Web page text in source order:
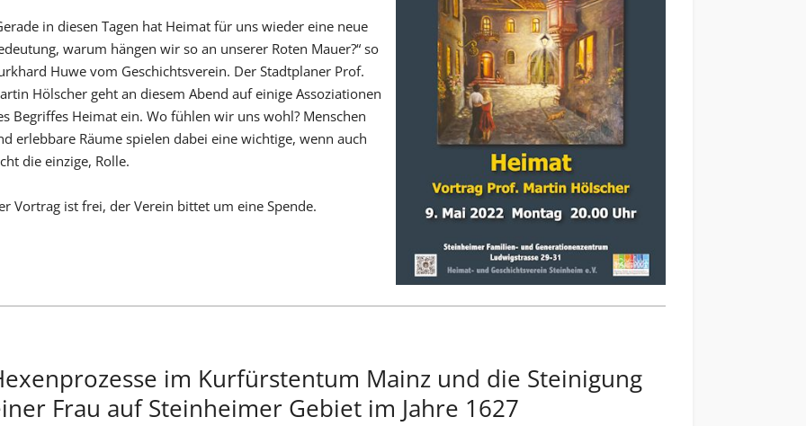
in diesen Tagen hat Heimat für uns wieder eine neue
warum hängen wir so an unserer Roten Mauer?“ so
Huwe vom Geschichtsverein. Der Stadtplaner Prof.
Hölscher geht an diesem Abend auf einige Assoziationen
Begriffes Heimat ein. Wo fühlen wir uns wohl? Menschen
erlebbare Räume spielen dabei eine wichtige, wenn auch
die einzige, Rolle.
Vortrag ist frei, der Verein bittet um eine Spende.
im Kurfürstentum Mainz und die Steinigung
Frau auf Steinheimer Gebiet im Jahre 1627